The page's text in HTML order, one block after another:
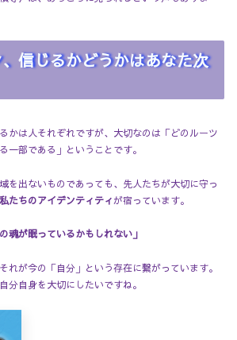
信じるかどうかはあなた次
かは人それぞれですが、大切なのは「どのルーツ
一部である」ということです。
を出ないものであっても、先人たちが大切に守っ
私たちのアイデンティティが宿っています。
魂が眠っているかもしれない」
れが今の「自分」という存在に繋がっています。
分自身を大切にしたいですね。